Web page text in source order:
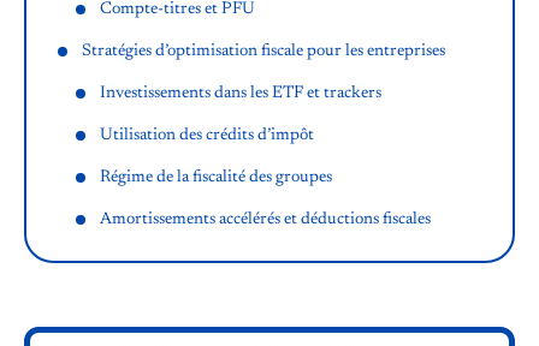
Compte-titres et PFU
Stratégies d’optimisation fiscale pour les entreprises
Investissements dans les ETF et trackers
Utilisation des crédits d’impôt
Régime de la fiscalité des groupes
Amortissements accélérés et déductions fiscales